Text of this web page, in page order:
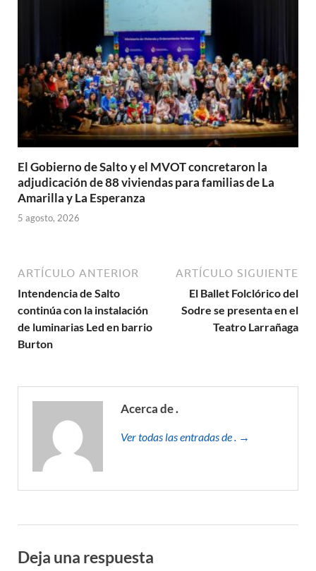
El Gobierno de Salto y el MVOT concretaron la
adjudicación de 88 viviendas para familias de La
Amarilla y La Esperanza
5 agosto, 2026
ARTÍCULO ANTERIOR
Intendencia de Salto
continúa con la instalación
de luminarias Led en barrio
Burton
ARTÍCULO SIGUIENTE
El Ballet Folclórico del
Sodre se presenta en el
Teatro Larrañaga
Acerca de .
Ver todas las entradas de . →
Deja una respuesta